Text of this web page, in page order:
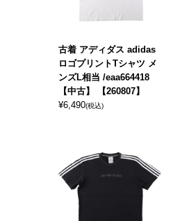
古着 アディダス adidas
ロゴプリントTシャツ メ
ンズL相当 /eaa664418
【中古】 【260807】
¥6,490(税込)